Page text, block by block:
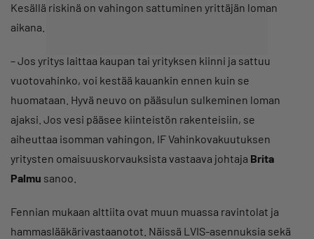
Kesällä riskinä on vahingon sattuminen yrittäjän loman
aikana.
– Jos yritys laittaa kaupan tai yrityksen kiinni ja sattuu
vuotovahinko, voi kestää kauankin ennen kuin se
huomataan. Hyvä neuvo on pääsulun sulkeminen loman
ajaksi. Jos vesi pääsee kiinteistön rakenteisiin, se
aiheuttaa isomman vahingon, IF Vahinkovakuutuksen
yritysten omaisuuskorvauksista vastaava johtaja Brita
Palmu sanoo.
Fennian mukaan alttiita ovat muun muassa ravintolat ja
hammaslääkärivastaanotot. Näissä LVIS-asennuksia sekä